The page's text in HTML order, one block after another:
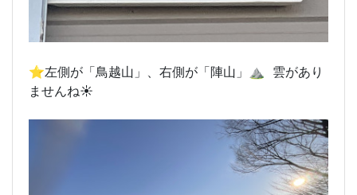
⭐️左側が「鳥越山」、右側が「陣山」⛰️ 雲があり
ませんね☀️